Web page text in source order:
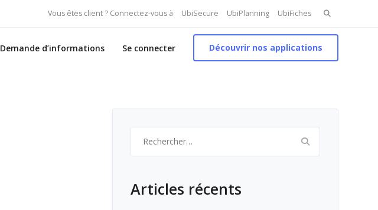
Vous êtes client ? Connectez-vous à UbiSecure UbiPlanning UbiFiches Search
for:
Demande d’informations Se connecter Découvrir nos applications
Articles récents